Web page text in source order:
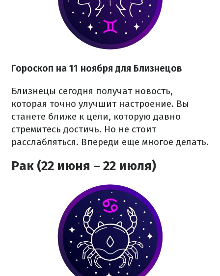
Гороскоп на 11 ноября для Близнецов
Близнецы сегодня получат новость,
которая точно улучшит настроение. Вы
станете ближе к цели, которую давно
стремитесь достичь. Но не стоит
расслабляться. Впереди еще многое делать.
Рак (22 июня – 22 июля)